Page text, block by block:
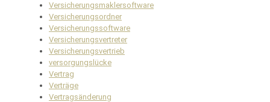
Versicherungsmaklersoftware
Versicherungsordner
Versicherungssoftware
Versicherungsvertreter
Versicherungsvertrieb
versorgungslücke
Vertrag
Verträge
Vertragsänderung